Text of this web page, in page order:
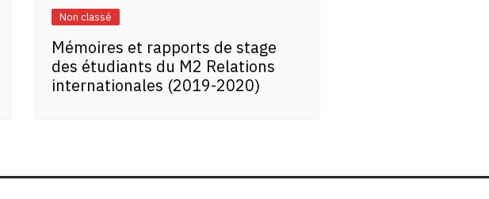
Non classé
Mémoires et rapports de stage
des étudiants du M2 Relations
internationales (2019-2020)